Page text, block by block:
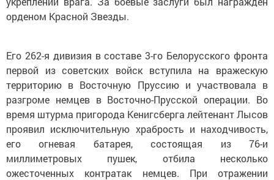
орденом Красной Звезды.
Его 262-я дивизия в составе 3-го Белорусского фронта
первой из советских войск вступила на вражескую
территорию в Восточную Пруссию и участвовала в
разгроме немцев в ­Вос­­­точ­но-Прусской операции. Во
время штурма пригорода Кенигсберга лейтенант Лысов
проявил исключительную храбрость и находчивость,
его огневая батарея, состоящая из 76-и
миллиметровых пушек, отбила несколько
ожесточенных контратак немцев. При отражении